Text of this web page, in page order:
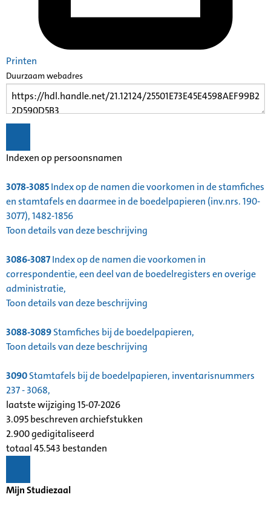
Printen
Duurzaam webadres
Indexen op persoonsnamen
3078-3085Index op de namen die voorkomen in de stamfiches
en stamtafels en daarmee in de boedelpapieren (inv.nrs. 190-
3077), 1482-1856
Toon details van deze beschrijving
3086-3087Index op de namen die voorkomen in
correspondentie, een deel van de boedelregisters en overige
administratie,
Toon details van deze beschrijving
3088-3089Stamfiches bij de boedelpapieren,
Toon details van deze beschrijving
3090Stamtafels bij de boedelpapieren, inventarisnummers
237 - 3068,
laatste wijziging 15-07-2026
3.095 beschreven archiefstukken
2.900 gedigitaliseerd
totaal 45.543 bestanden
Mijn Studiezaal